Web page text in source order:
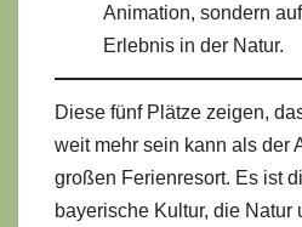
Animation, sondern
Erlebnis in der Natur.
Diese fünf Plätze zeigen,
weit mehr sein kann als der
großen Ferienresort. Es ist
bayerische Kultur, die Natur